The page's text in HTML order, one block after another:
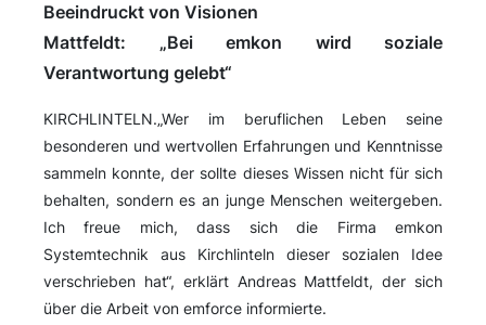
Beeindruckt von Visionen
Mattfeldt: „Bei emkon wird soziale
Verantwortung gelebt“
KIRCHLINTELN.„Wer im beruflichen Leben seine
besonderen und wertvollen Erfahrungen und Kenntnisse
sammeln konnte, der sollte dieses Wissen nicht für sich
behalten, sondern es an junge Menschen weitergeben.
Ich freue mich, dass sich die Firma emkon
Systemtechnik aus Kirchlinteln dieser sozialen Idee
verschrieben hat“, erklärt Andreas Mattfeldt, der sich
über die Arbeit von emforce informierte.